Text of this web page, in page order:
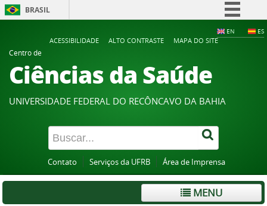
BRASIL
Participe
Acesso à informação
Legislação
Canais
EN ES
ACESSIBILIDADE ALTO CONTRASTE
MAPA DO SITE
Centro de
Ciências da Saúde
UNIVERSIDADE FEDERAL DO RECÔNCAVO DA BAHIA
Contato Serviços da UFRB Área de Imprensa
MENU